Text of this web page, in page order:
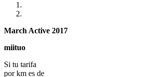
March Active 2017
miituo
Si tu tarifa
por km es de